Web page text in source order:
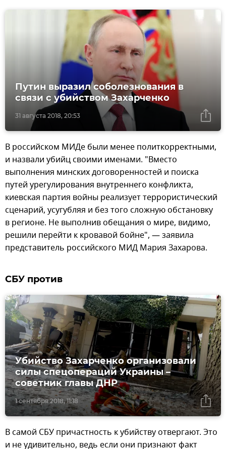
31 августа 2018, 20:53
Путин выразил соболезнования в
связи с убийством Захарченко
В российском МИДе были менее политкорректными,
и назвали убийц своими именами. "Вместо
выполнения минских договоренностей и поиска
путей урегулирования внутреннего конфликта,
киевская партия войны реализует террористический
сценарий, усугубляя и без того сложную обстановку
в регионе. Не выполнив обещания о мире, видимо,
решили перейти к кровавой бойне", — заявила
представитель российского МИД Мария Захарова.
СБУ против
1 сентября 2018, 11:18
Убийство Захарченко организовали
силы спецопераций Украины –
советник главы ДНР
В самой СБУ причастность к убийству отвергают. Это
и не удивительно, ведь если они признают факт